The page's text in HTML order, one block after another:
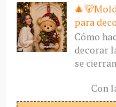
para
Cómo
decorar
se
Con